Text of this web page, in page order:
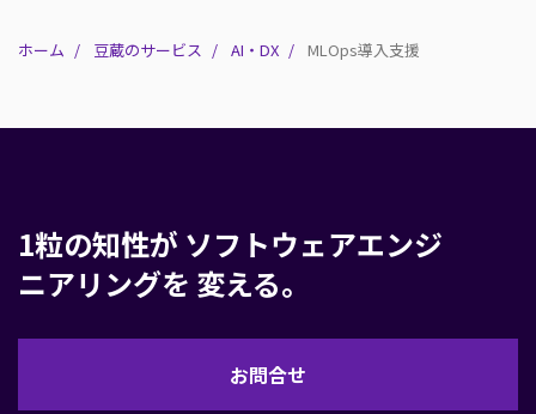
ホーム 豆蔵のサービス AI・DX MLOps導入支援
1粒の知性が ソフトウェアエンジ
ニアリングを 変える。
お問合せ